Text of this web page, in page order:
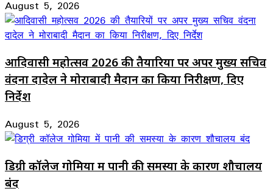
August 5, 2026
आदिवासी महोत्सव 2026 की तैयारियों पर अपर मुख्य सचिव
वंदना दादेल ने मोराबादी मैदान का किया निरीक्षण, दिए
निर्देश
August 5, 2026
डिग्री कॉलेज गोमिया में पानी की समस्या के कारण शौचालय
बंद